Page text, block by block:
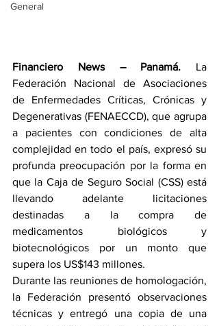
General
Financiero News – Panamá. La
Federación Nacional de Asociaciones
de Enfermedades Críticas, Crónicas y
Degenerativas (FENAECCD), que agrupa
a pacientes con condiciones de alta
complejidad en todo el país, expresó su
profunda preocupación por la forma en
que la Caja de Seguro Social (CSS) está
llevando adelante licitaciones
destinadas a la compra de
medicamentos biológicos y
biotecnológicos por un monto que
supera los US$143 millones.
Durante las reuniones de homologación,
la Federación presentó observaciones
técnicas y entregó una copia de una